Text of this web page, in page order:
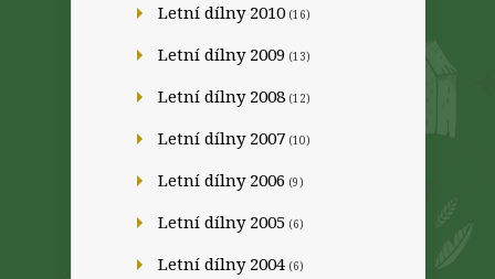
Letní dílny 2010 (16)
Letní dílny 2009 (13)
Letní dílny 2008 (12)
Letní dílny 2007 (10)
Letní dílny 2006 (9)
Letní dílny 2005 (6)
Letní dílny 2004 (6)